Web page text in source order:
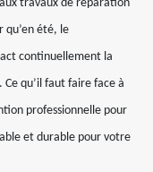
travaux de réparation
qu’en été, le
continuellement la
qu’il faut faire face à
professionnelle pour
et durable pour votre